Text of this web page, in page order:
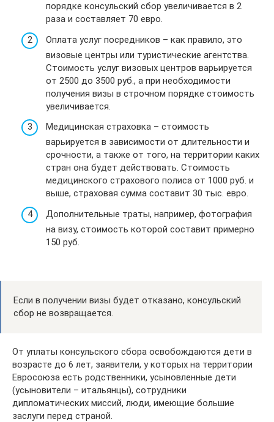
порядке консульский сбор увеличивается в 2
раза и составляет 70 евро.
Оплата услуг посредников – как правило, это
визовые центры или туристические агентства.
Стоимость услуг визовых центров варьируется
от 2500 до 3500 руб., а при необходимости
получения визы в строчном порядке стоимость
увеличивается.
Медицинская страховка – стоимость
варьируется в зависимости от длительности и
срочности, а также от того, на территории каких
стран она будет действовать. Стоимость
медицинского страхового полиса от 1000 руб. и
выше, страховая сумма составит 30 тыс. евро.
Дополнительные траты, например, фотография
на визу, стоимость которой составит примерно
150 руб.
Если в получении визы будет отказано, консульский
сбор не возвращается.
От уплаты консульского сбора освобождаются дети в
возрасте до 6 лет, заявители, у которых на территории
Евросоюза есть родственники, усыновленные дети
(усыновители – итальянцы), сотрудники
дипломатических миссий, люди, имеющие большие
заслуги перед страной.